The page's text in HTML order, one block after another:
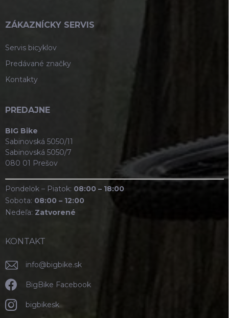
ZÁKAZNÍCKY SERVIS
Servis bicyklov
Predávané značky
Kontakty
PREDAJNE
BIG Bike
Sabinovská 5050/11
Sabinovská 5050/7
080 01 Prešov
Pondelok – Piatok: 08:00 – 18:00
Sobota: 08:00 – 12:00
Nedeľa: Zatvorené
KONTAKT
info@bigbike.sk
BigBike Facebook
bigbikesk